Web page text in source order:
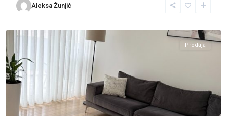
Aleksa Žunjić
Kvart,
Prodaja